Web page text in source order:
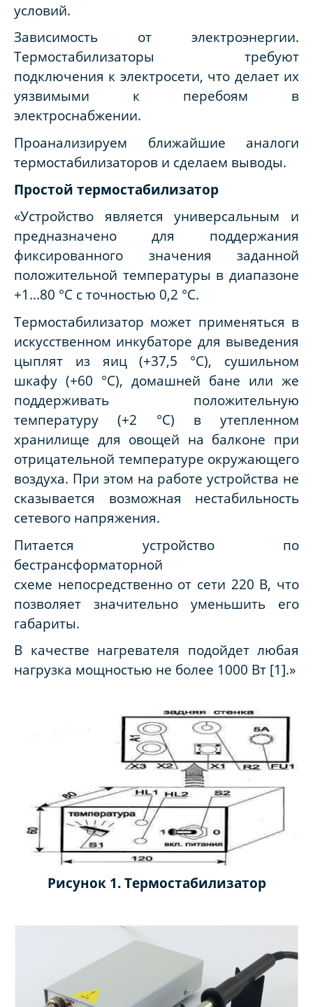
условий.
Зависимость от электроэнергии.
Термостабилизаторы требуют
подключения к электросети, что делает их
уязвимыми к перебоям в
электроснабжении.
Проанализируем ближайшие аналоги
термостабилизаторов и сделаем выводы.
Простой термостабилизатор
«Устройство является универсальным и
предназначено для поддержания
фиксированного значения заданной
положительной температуры в диапазоне
+1...80 °С с точностью 0,2 °С.
Термостабилизатор может применяться в
искусственном инкубаторе для выведения
цыплят из яиц (+37,5 °С), сушильном
шкафу (+60 °С), домашней бане или же
поддерживать положительную
температуру (+2 °С) в утепленном
хранилище для овощей на балконе при
отрицательной температуре окружающего
воздуха. При этом на работе устройства не
сказывается возможная нестабильность
сетевого напряжения.
Питается устройство по
бестрансформаторной
схеме непосредственно от сети 220 В, что
позволяет значительно уменьшить его
габариты.
В качестве нагревателя подойдет любая
нагрузка мощностью не более 1000 Вт [1].»
Рисунок 1. Термостабилизатор